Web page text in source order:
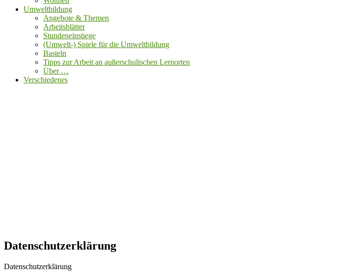
Umweltbildung
Angebote & Themen
Arbeitsblätter
Stundeneinstiege
(Umwelt-) Spiele für die Umweltbildung
Basteln
Tipps zur Arbeit an außerschulischen Lernorten
Über …
Verschiedenes
Datenschutzerklärung
Datenschutzerklärung